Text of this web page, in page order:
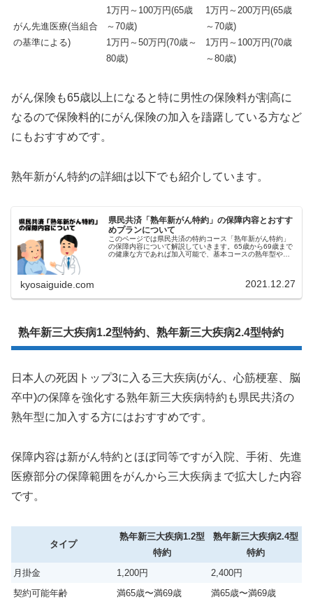
がん先進医療(当組合
の基準による)
1万円～100万円(65歳
～70歳)
1万円～50万円(70歳～
80歳)
1万円～200万円(65歳
～70歳)
1万円～100万円(70歳
～80歳)
がん保険も65歳以上になると特に男性の保険料が割高に
なるので保険料的にがん保険の加入を躊躇している方など
にもおすすめです。
熟年新がん特約の詳細は以下でも紹介しています。
県民共済「熟年新がん特約」の保障内容とおすす
めプランについて
このページでは県民共済の特約コース「熟年新がん特約」
の保障内容について解説していきます。65歳から69歳まで
の健康な方であれば加入可能で、基本コースの熟年型や熟
kyosaiguide.com 2021.12.27
熟年新三大疾病1.2型特約、熟年新三大疾病2.4型特約
日本人の死因トップ3に入る三大疾病(がん、心筋梗塞、脳
卒中)の保障を強化する熟年新三大疾病特約も県民共済の
熟年型に加入する方にはおすすめです。
保障内容は新がん特約とほぼ同等ですが入院、手術、先進
医療部分の保障範囲をがんから三大疾病まで拡大した内容
です。
タイプ
熟年新三大疾病1.2型
特約
熟年新三大疾病2.4型
特約
月掛金
1,200円
2,400円
契約可能年齢
満65歳〜満69歳
満65歳〜満69歳